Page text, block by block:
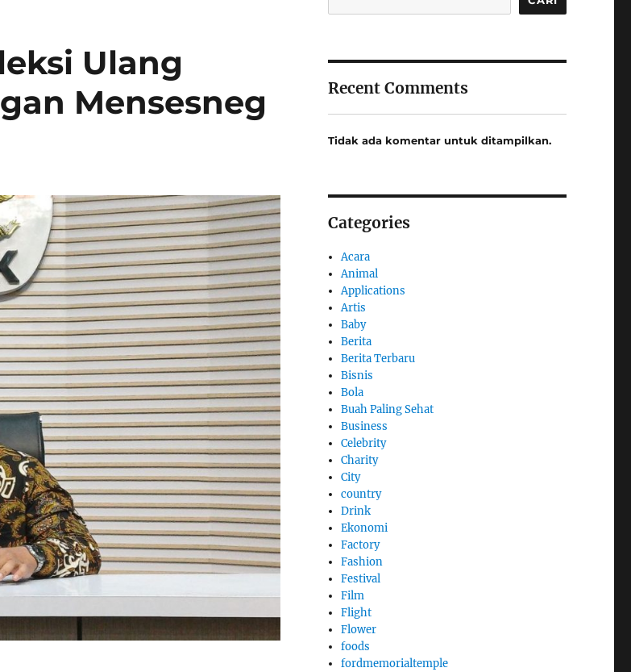
Ulang
Mensesneg
Recent Comments
Tidak ada komentar untuk ditampilkan.
Categories
Acara
Animal
Applications
Artis
Baby
Berita
Berita Terbaru
Bisnis
Bola
Buah Paling Sehat
Business
Celebrity
Charity
City
country
Drink
Ekonomi
Factory
Fashion
Festival
Film
Flight
Flower
foods
fordmemorialtemple